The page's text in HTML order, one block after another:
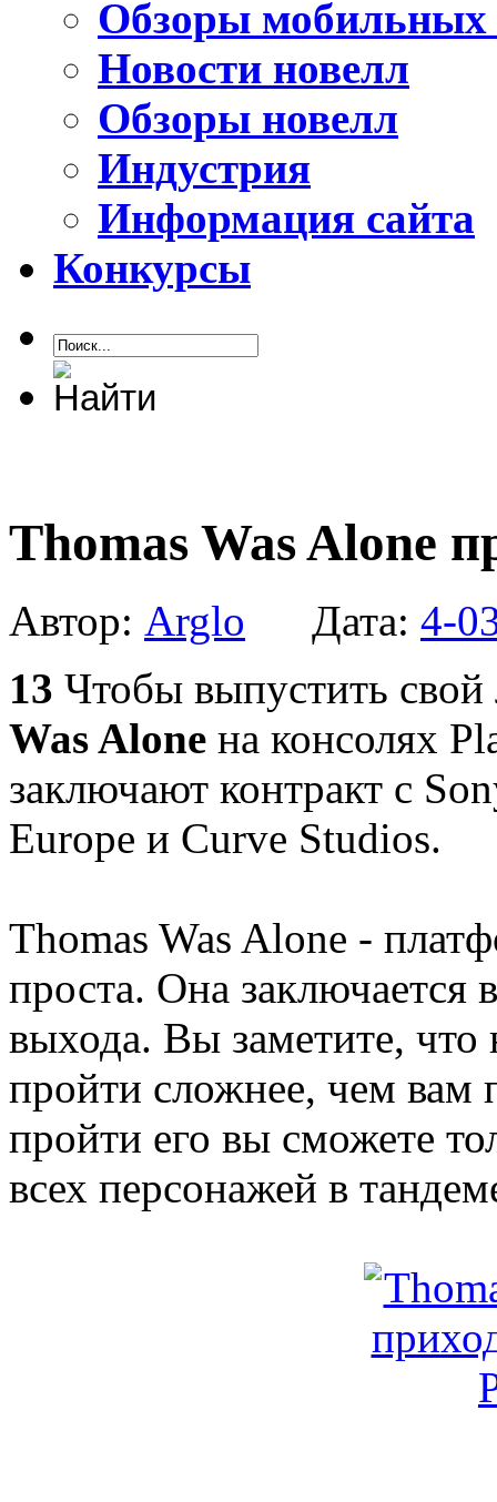
Обзоры мобильных
Новости новелл
Обзоры новелл
Индустрия
Информация сайта
Конкурсы
Thomas Was Alone
Автор: Arglo Дата: 4-
13 Чтобы выпустить
Was Alone на консолях
заключают контракт с
Europe и Curve Studios.
Thomas Was Alone -
проста. Она заключается
выхода. Вы заметите, что
пройти сложнее, чем вам
пройти его вы сможете
всех персонажей в